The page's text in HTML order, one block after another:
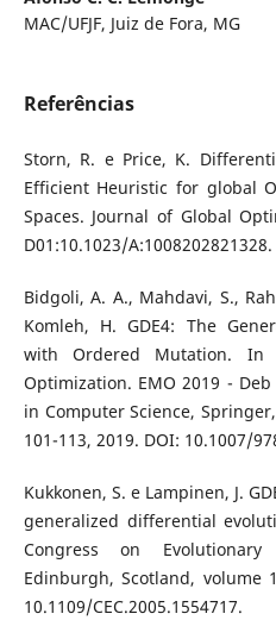
MAC/UFJF, Juiz de Fora, MG
Referências
Storn, R. e Price, K.
Efficient Heuristic for global
Spaces. Journal of Global
D01:10.1023/A:1008202821328.
Bidgoli, A. A., Mahdavi, S.,
Komleh, H. GDE4: The
with Ordered Mutation. In
Optimization. EMO 2019 -
in Computer Science,
101-113, 2019. DOI: 10.1007/
Kukkonen, S. e Lampinen, J.
generalized differential
Congress on Evolutionary
Edinburgh, Scotland, volume
10.1109/CEC.2005.1554717.